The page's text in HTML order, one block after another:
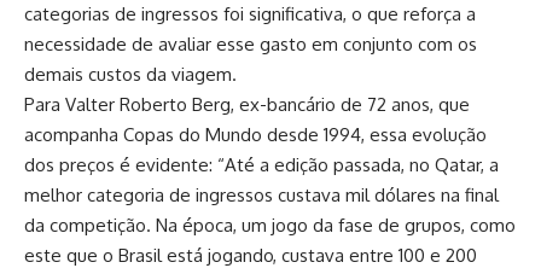
categorias de ingressos foi significativa, o que reforça a
necessidade de avaliar esse gasto em conjunto com os
demais custos da viagem.
Para Valter Roberto Berg, ex-bancário de 72 anos, que
acompanha Copas do Mundo desde 1994, essa evolução
dos preços é evidente: “Até a edição passada, no Qatar, a
melhor categoria de ingressos custava mil dólares na final
da competição. Na época, um jogo da fase de grupos, como
este que o Brasil está jogando, custava entre 100 e 200